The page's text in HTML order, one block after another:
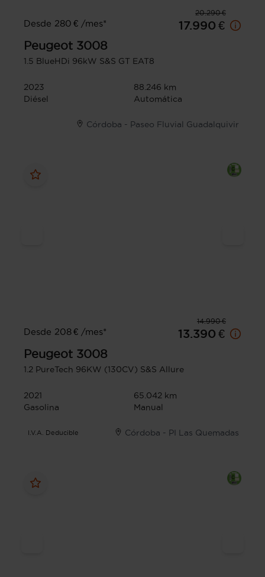
20.290 €
Desde 280 € /mes*
17.990 €
Peugeot 3008
1.5 BlueHDi 96kW S&S GT EAT8
2023
88.246 km
Diésel
Automática
Córdoba - Paseo Fluvial Guadalquivir
14.990 €
Desde 208 € /mes*
13.390 €
Peugeot 3008
1.2 PureTech 96KW (130CV) S&S Allure
2021
65.042 km
Gasolina
Manual
I.V.A. Deducible Córdoba - PI Las Quemadas